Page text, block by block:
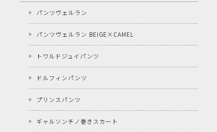
パンツヴェルラン
パンツヴェルラン BEIGE×CAMEL
トワルドジュイパンツ
ドルフィンパンツ
プリンスパンツ
ギャルソンチノ巻きスカート